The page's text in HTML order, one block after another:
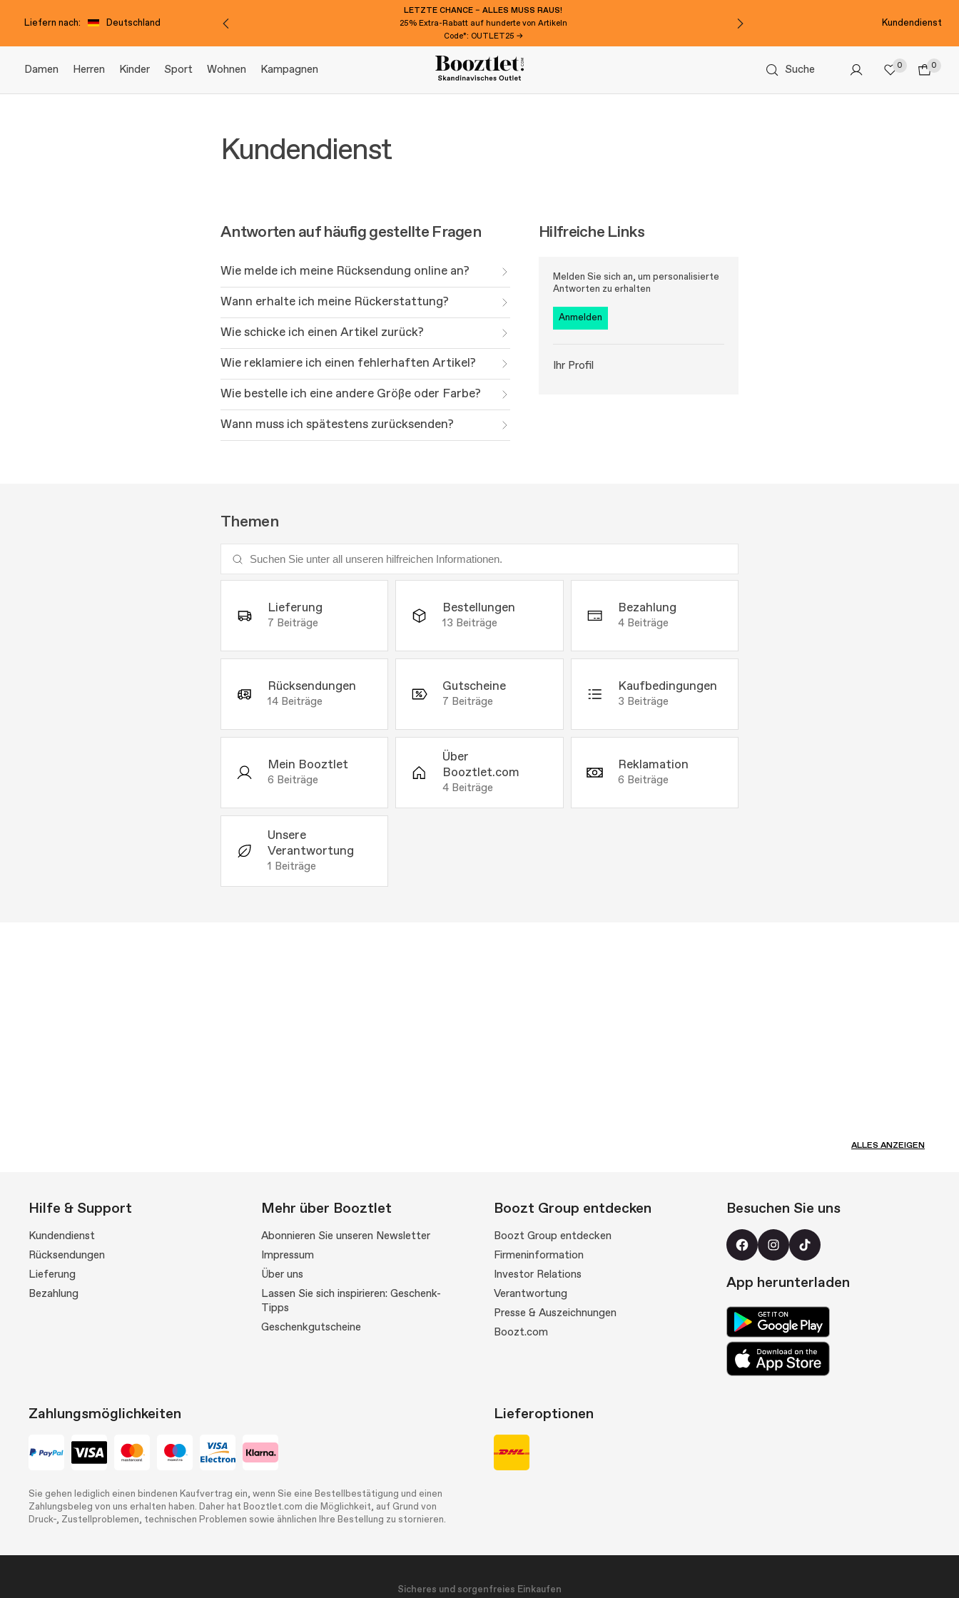
Liefern nach: Deutschland
LETZTE CHANCE – ALLES MUSS RAUS!
25% Extra-Rabatt auf hunderte von Artikeln
Code*: OUTLET25 →
Kundendienst
Damen Herren Kinder Sport Wohnen Kampagnen Suche 0 0
Kundendienst
Antworten auf häufig gestellte Fragen
Wie melde ich meine Rücksendung online an?
Wann erhalte ich meine Rückerstattung?
Wie schicke ich einen Artikel zurück?
Wie reklamiere ich einen fehlerhaften Artikel?
Wie bestelle ich eine andere Größe oder Farbe?
Wann muss ich spätestens zurücksenden?
Hilfreiche Links
Melden Sie sich an, um personalisierte
Antworten zu erhalten
anmelden
Ihr Profil
Themen
Lieferung
7 Beiträge
Bestellungen
13 Beiträge
Bezahlung
4 Beiträge
Rücksendungen
14 Beiträge
Gutscheine
7 Beiträge
Kaufbedingungen
3 Beiträge
Mein Booztlet
6 Beiträge
Über
Booztlet.com
4 Beiträge
Reklamation
6 Beiträge
Unsere
Verantwortung
1 Beiträge
ALLES ANZEIGEN
Hilfe & Support
Kundendienst
Rücksendungen
Lieferung
Bezahlung
Mehr über Booztlet
Abonnieren Sie unseren Newsletter
Impressum
Über uns
Lassen Sie sich inspirieren: Geschenk-
Tipps
Geschenkgutscheine
Boozt Group entdecken
Boozt Group entdecken
Firmeninformation
Investor Relations
Verantwortung
Presse & Auszeichnungen
Boozt.com
Besuchen Sie uns
App herunterladen
Zahlungsmöglichkeiten
Sie gehen lediglich einen bindenen Kaufvertrag ein, wenn Sie eine Bestellbestätigung und einen
Zahlungsbeleg von uns erhalten haben. Daher hat Booztlet.com die Möglichkeit, auf Grund von
Druck-, Zustellproblemen, technischen Problemen sowie ähnlichen Ihre Bestellung zu stornieren.
Lieferoptionen
Sicheres und sorgenfreies Einkaufen